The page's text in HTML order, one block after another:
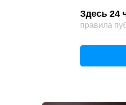
Здесь 24
правила